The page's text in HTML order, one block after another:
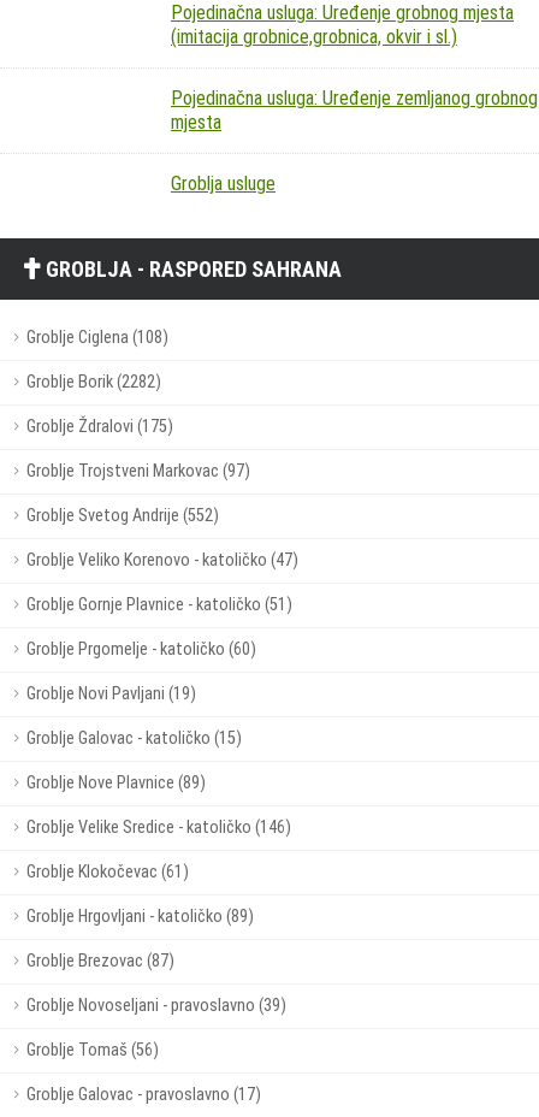
Pojedinačna usluga: Uređenje grobnog mjesta
(imitacija grobnice,grobnica, okvir i sl.)
Pojedinačna usluga: Uređenje zemljanog grobnog
mjesta
Groblja usluge
GROBLJA - RASPORED SAHRANA
Groblje Ciglena (108)
Groblje Borik (2282)
Groblje Ždralovi (175)
Groblje Trojstveni Markovac (97)
Groblje Svetog Andrije (552)
Groblje Veliko Korenovo - katoličko (47)
Groblje Gornje Plavnice - katoličko (51)
Groblje Prgomelje - katoličko (60)
Groblje Novi Pavljani (19)
Groblje Galovac - katoličko (15)
Groblje Nove Plavnice (89)
Groblje Velike Sredice - katoličko (146)
Groblje Klokočevac (61)
Groblje Hrgovljani - katoličko (89)
Groblje Brezovac (87)
Groblje Novoseljani - pravoslavno (39)
Groblje Tomaš (56)
Groblje Galovac - pravoslavno (17)